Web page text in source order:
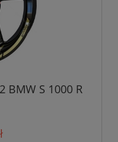
BMW S 1000 R